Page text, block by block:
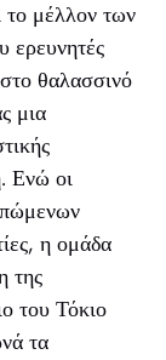
μέλλον των
ερευνητές
θαλασσινό
μια
Ενώ οι
η ομάδα
της
του Τόκιο
τα